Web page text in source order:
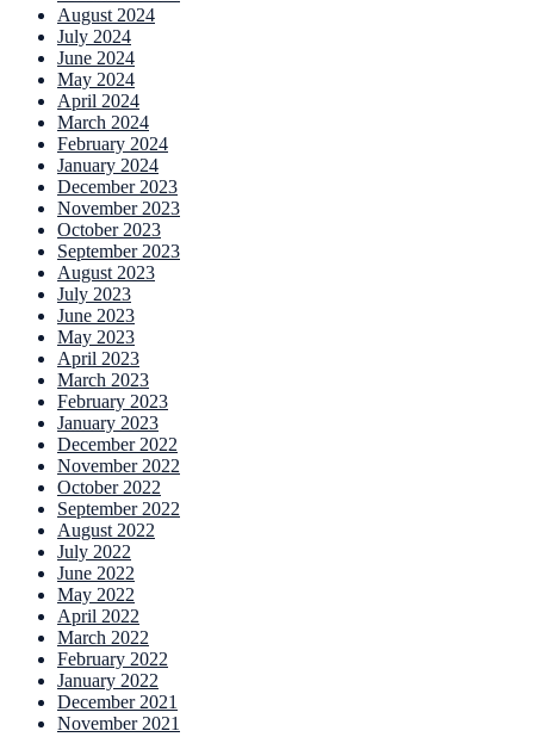
August 2024
July 2024
June 2024
May 2024
April 2024
March 2024
February 2024
January 2024
December 2023
November 2023
October 2023
September 2023
August 2023
July 2023
June 2023
May 2023
April 2023
March 2023
February 2023
January 2023
December 2022
November 2022
October 2022
September 2022
August 2022
July 2022
June 2022
May 2022
April 2022
March 2022
February 2022
January 2022
December 2021
November 2021